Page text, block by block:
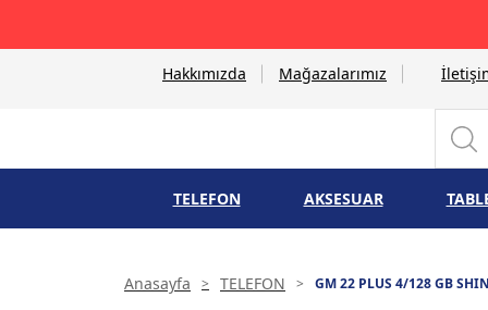
Hakkımızda Mağazalarımız
TELEFON AKSESUAR
Anasayfa TELEFON GM 22 PLUS 4/128 GB